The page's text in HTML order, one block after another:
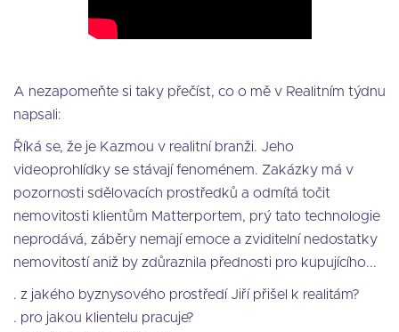
A nezapomeňte si taky přečíst, co o mě v Realitním týdnu
napsali:
Říká se, že je Kazmou v realitní branži. Jeho
videoprohlídky se stávají fenoménem. Zakázky má v
pozornosti sdělovacích prostředků a odmítá točit
nemovitosti klientům Matterportem, prý tato technologie
neprodává, záběry nemají emoce a zviditelní nedostatky
nemovitostí aniž by zdůraznila přednosti pro kupujícího...
. z jakého byznysového prostředí Jiří přišel k realitám?
. pro jakou klientelu pracuje?